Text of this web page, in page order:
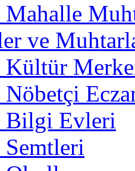
ve
Kültür
Bilgi Evleri